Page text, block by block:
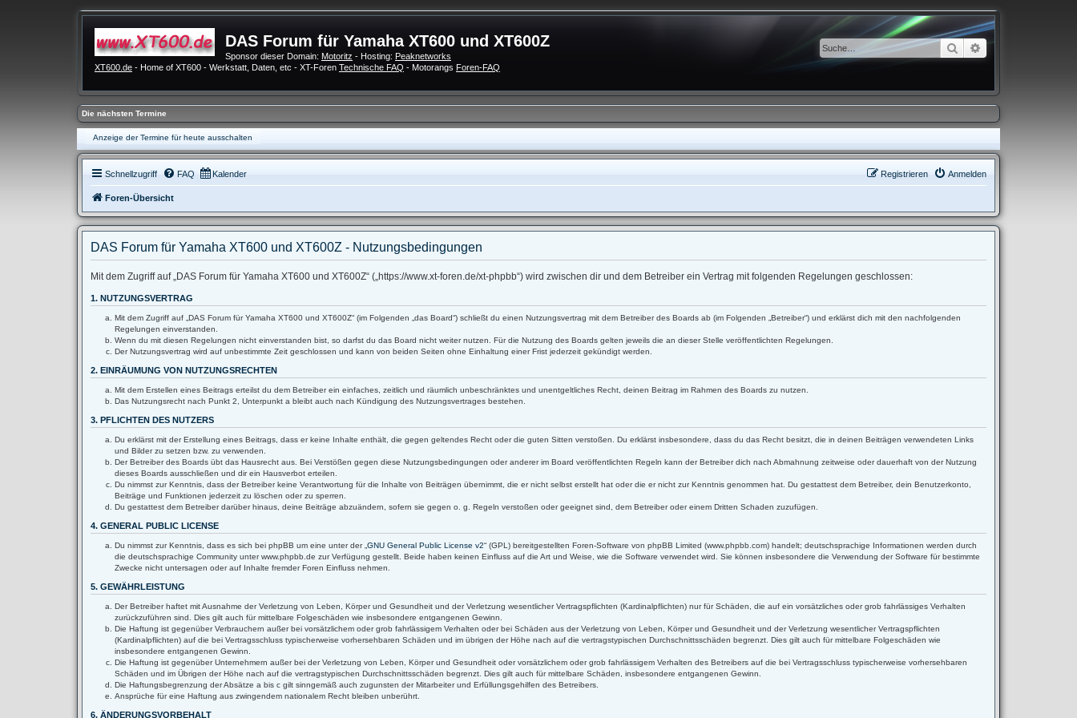
DAS Forum für Yamaha XT600 und XT600Z
Sponsor dieser Domain: Motoritz - Hosting: Peaknetworks
XT600.de - Home of XT600 - Werkstatt, Daten, etc - XT-Foren Technische FAQ - Motorangs Foren-FAQ
Suche Erweiterte Suche
Die nächsten Termine
Anzeige der Termine für heute ausschalten
Schnellzugriff FAQ Kalender Anmelden
Registrieren
Foren-Übersicht
DAS Forum für Yamaha XT600 und XT600Z - Nutzungsbedingungen
Mit dem Zugriff auf „DAS Forum für Yamaha XT600 und XT600Z“ („https://www.xt-foren.de/xt-phpbb“) wird zwischen dir und dem Betreiber ein Vertrag mit folgenden Regelungen geschlossen:
1. NUTZUNGSVERTRAG
Mit dem Zugriff auf „DAS Forum für Yamaha XT600 und XT600Z“ (im Folgenden „das Board“) schließt du einen Nutzungsvertrag mit dem Betreiber des Boards ab (im Folgenden „Betreiber“) und erklärst dich mit den nachfolgenden
Regelungen einverstanden.
Wenn du mit diesen Regelungen nicht einverstanden bist, so darfst du das Board nicht weiter nutzen. Für die Nutzung des Boards gelten jeweils die an dieser Stelle veröffentlichten Regelungen.
Der Nutzungsvertrag wird auf unbestimmte Zeit geschlossen und kann von beiden Seiten ohne Einhaltung einer Frist jederzeit gekündigt werden.
2. EINRÄUMUNG VON NUTZUNGSRECHTEN
Mit dem Erstellen eines Beitrags erteilst du dem Betreiber ein einfaches, zeitlich und räumlich unbeschränktes und unentgeltliches Recht, deinen Beitrag im Rahmen des Boards zu nutzen.
Das Nutzungsrecht nach Punkt 2, Unterpunkt a bleibt auch nach Kündigung des Nutzungsvertrages bestehen.
3. PFLICHTEN DES NUTZERS
Du erklärst mit der Erstellung eines Beitrags, dass er keine Inhalte enthält, die gegen geltendes Recht oder die guten Sitten verstoßen. Du erklärst insbesondere, dass du das Recht besitzt, die in deinen Beiträgen verwendeten Links
und Bilder zu setzen bzw. zu verwenden.
Der Betreiber des Boards übt das Hausrecht aus. Bei Verstößen gegen diese Nutzungsbedingungen oder anderer im Board veröffentlichten Regeln kann der Betreiber dich nach Abmahnung zeitweise oder dauerhaft von der Nutzung
dieses Boards ausschließen und dir ein Hausverbot erteilen.
Du nimmst zur Kenntnis, dass der Betreiber keine Verantwortung für die Inhalte von Beiträgen übernimmt, die er nicht selbst erstellt hat oder die er nicht zur Kenntnis genommen hat. Du gestattest dem Betreiber, dein Benutzerkonto,
Beiträge und Funktionen jederzeit zu löschen oder zu sperren.
Du gestattest dem Betreiber darüber hinaus, deine Beiträge abzuändern, sofern sie gegen o. g. Regeln verstoßen oder geeignet sind, dem Betreiber oder einem Dritten Schaden zuzufügen.
4. GENERAL PUBLIC LICENSE
Du nimmst zur Kenntnis, dass es sich bei phpBB um eine unter der „ GNU General Public License v2“ (GPL) bereitgestellten Foren-Software von phpBB Limited (www.phpbb.com) handelt; deutschsprachige Informationen werden durch
die deutschsprachige Community unter www.phpbb.de zur Verfügung gestellt. Beide haben keinen Einfluss auf die Art und Weise, wie die Software verwendet wird. Sie können insbesondere die Verwendung der Software für bestimmte
Zwecke nicht untersagen oder auf Inhalte fremder Foren Einfluss nehmen.
5. GEWÄHRLEISTUNG
Der Betreiber haftet mit Ausnahme der Verletzung von Leben, Körper und Gesundheit und der Verletzung wesentlicher Vertragspflichten (Kardinalpflichten) nur für Schäden, die auf ein vorsätzliches oder grob fahrlässiges Verhalten
zurückzuführen sind. Dies gilt auch für mittelbare Folgeschäden wie insbesondere entgangenen Gewinn.
Die Haftung ist gegenüber Verbrauchern außer bei vorsätzlichem oder grob fahrlässigem Verhalten oder bei Schäden aus der Verletzung von Leben, Körper und Gesundheit und der Verletzung wesentlicher Vertragspflichten
(Kardinalpflichten) auf die bei Vertragsschluss typischerweise vorhersehbaren Schäden und im übrigen der Höhe nach auf die vertragstypischen Durchschnittsschäden begrenzt. Dies gilt auch für mittelbare Folgeschäden wie
insbesondere entgangenen Gewinn.
Die Haftung ist gegenüber Unternehmern außer bei der Verletzung von Leben, Körper und Gesundheit oder vorsätzlichem oder grob fahrlässigem Verhalten des Betreibers auf die bei Vertragsschluss typischerweise vorhersehbaren
Schäden und im Übrigen der Höhe nach auf die vertragstypischen Durchschnittsschäden begrenzt. Dies gilt auch für mittelbare Schäden, insbesondere entgangenen Gewinn.
Die Haftungsbegrenzung der Absätze a bis c gilt sinngemäß auch zugunsten der Mitarbeiter und Erfüllungsgehilfen des Betreibers.
Ansprüche für eine Haftung aus zwingendem nationalem Recht bleiben unberührt.
6. ÄNDERUNGSVORBEHALT